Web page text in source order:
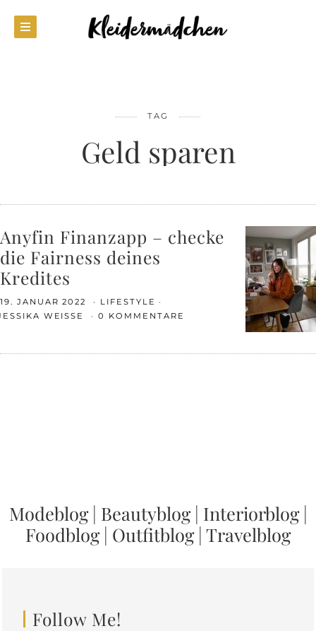
TAG
Geld sparen
Anyfin Finanzapp – checke
die Fairness deines
Kredites
19. JANUAR 2022
LIFESTYLE
WEISSE
0 KOMMENTARE
Modeblog| Beautyblog| Interiorblog|
Foodblog| Outfitblog| Travelblog
Follow Me!